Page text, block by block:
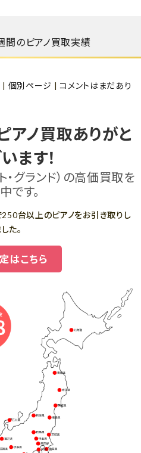
間のピアノ買取実績
| 個別ページ |コメントはまだあり
アノ買取ありがと
ます！
・グランド）の高価買取を
です。
台以上のピアノをお引き取りし
た。
はこちら